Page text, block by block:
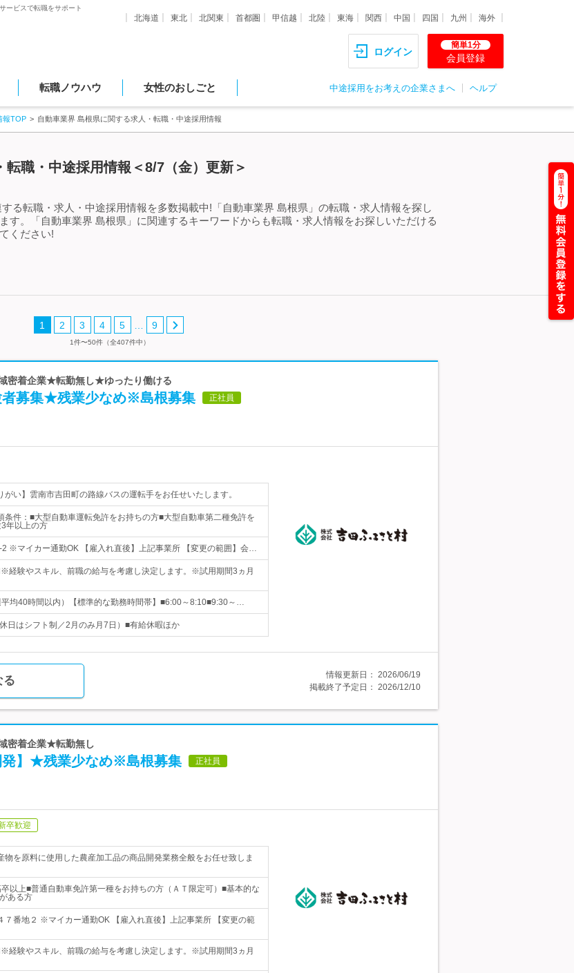
ービスで転職をサポート
北海道 東北 北関東 首都圏 甲信越 北陸 東海 関西 中国 四国 九州 海外
ログイン
簡単1分
会員登録
転職ノウハウ 女性のおしごと 中途採用をお考えの企業さまへ ヘルプ
報TOP 自動車業界 島根県に関する求人・転職・中途採用情報
職・中途採用情報＜8/7（金）更新＞
る転職・求人・中途採用情報を多数掲載中!「自動車業界 島根県」の転職・求人情報を探し
す。「自動車業界 島根県」に関連するキーワードからも転職・求人情報をお探しいただける
ください!
1 2 3 4 5 9
1件〜50件（全407件中）
密着企業★転勤無し★ゆったり働ける
者募集★残業少なめ※島根募集 正社員
がい】雲南市吉田町の路線バスの運転手をお任せいたします。
条件：■大型自動車運転免許をお持ちの方■大型自動車第二種免許を
年以上の方
※マイカー通勤OK 【雇入れ直後】上記事業所 【変更の範囲】会…
経験やスキル、前職の給与を考慮し決定します。※試用期間3ヵ月
均40時間以内）【標準的な勤務時間帯】■6:00～8:10■9:30～…
日はシフト制／2月のみ月7日）■有給休暇ほか
る 情報更新日： 2026/06/19
掲載終了予定日： 2026/12/10
密着企業★転勤無し
発】★残業少なめ※島根募集 正社員
卒歓迎
物を原料に使用した農産加工品の商品開発業務全般をお任せ致しま
卒以上■普通自動車免許第一種をお持ちの方（ＡＴ限定可）■基本的な
ある方
７番地２ ※マイカー通勤OK 【雇入れ直後】上記事業所 【変更の範
経験やスキル、前職の給与を考慮し決定します。※試用期間3ヵ月